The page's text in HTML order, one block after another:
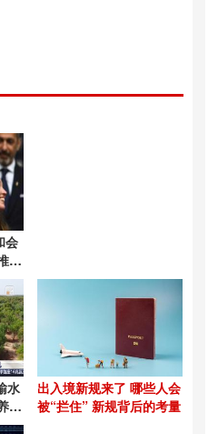
会
进
水
绿
出入境新规来了 哪些人会
被“拦住” 新规背后的考量